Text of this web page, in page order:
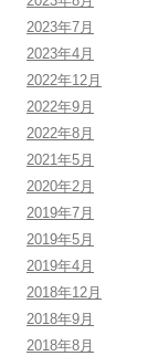
2023年7月
2023年4月
2022年12月
2022年9月
2022年8月
2021年5月
2020年2月
2019年7月
2019年5月
2019年4月
2018年12月
2018年9月
2018年8月